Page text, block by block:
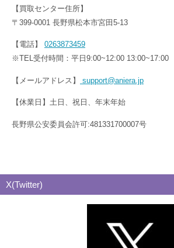
【買取センター住所】
〒399-0001 長野県松本市宮田5-13
【電話】 0263873459
※TEL受付時間：平日9:00~12:00 13:00~17:00
【メールアドレス】 support@aniera.jp
【休業日】土日、祝日、年末年始
長野県公安委員会許可:481331700007号
X(Twitter)